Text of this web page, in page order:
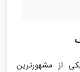
از مشهورترین